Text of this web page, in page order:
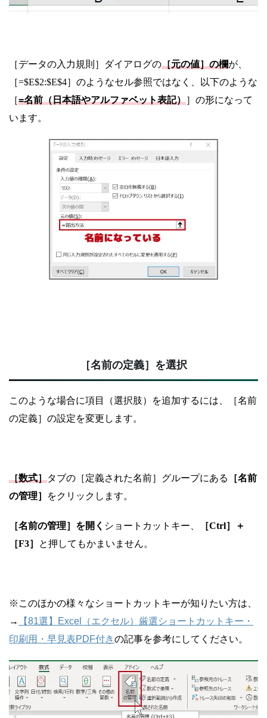
［データの入力規則］ダイアログの［元の値］の欄が、
［=$E$2:$E$4］のようなセル参照ではなく、以下のような
［=名前（日本語やアルファベット表記）］の形になって
います。
［名前の定義］を選択
このような場合に項目（選択肢）を追加するには、［名前
の定義］の設定を変更します。
［数式］タブの［定義された名前］グループにある
［名前
の管理］
をクリックします。
［名前の管理］を開く ショートカットキー、
［Ctrl］＋
［F3］
と押してもかまいません。
※このほかの様々なショートカットキーが知りたい方は、
→
【81選】Excel（エクセル）厳選ショートカットキー・
印刷用・早見表PDF付きの記事を参考にしてください。